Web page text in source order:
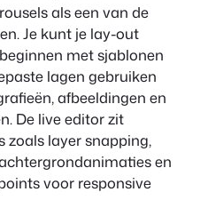
als een van de
Je kunt je lay-out
met sjablonen
lagen gebruiken
afbeeldingen en
De live editor zit
zoals layer snapping,
en
voor responsive